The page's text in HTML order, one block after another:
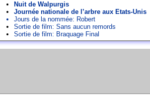
Nuit de Walpurgis
Journée nationale de l’arbre aux Etats-Unis
Jours de la nommée: Robert
Sortie de film: Sans aucun remords
Sortie de film: Braquage Final